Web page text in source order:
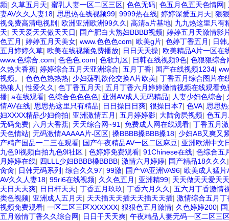
频| 久草五月天| 蜜乳人妻一区二区三区| 色色无码| 色五月色五天色情网|
妻AV久久人妻18| 思思热在线视频99| 9999热在线| 婷婷深爱五月天| 狠
视免费高清电视剧 | 欧洲亚洲欧洲99久久 | 高清a片基地| 九九热这里只有
天| 天天爱天天做天天日| 国产肥白大熟妇BBBB视频| 婷婷五月天激情影
色五月 | 婷婷五月天美女| www.色色色com| 欧美g片| 色婷丁香五月 | 日
五月婷婷久草| 欧美在线视频免费播放| 日日天天操| 欧美精品A片一区在
www.色综合.com| 色色色.com| 色欲九区| 日韩在线视频9色| 色狠狠综合
久热大香蕉| 婷婷综合五月天亚洲综合| 五月丁香| 国产在线视频1234|
视频。 | 色色色热热热| 少妇荡乳欲伦交换A片欧美| 丁香五月综合图片在
热狼人 |性爱久久 | 色丁香五月天| 五月丁香六月婷婷激情视频在线观看免
播| a在线观看| 色综合色色色色| 亚洲AV成人无码精品| 人妻少妇色综合|
情AV在线| 思思热这里只有精品| 日日操日日爽| 很操日本7| 色VA| 思思
妇XXXX精品少妇偷拍| 亚洲激情五月 | 五月婷婷影| 大陆肏屄视频| 色五
无码免费| 六月大香蕉| 天天综合网~91 | 免费成人网在线观看| 丁香五月
天色情站| 无码激情AAAAA片-区区| 搡BBBB搡BBB搡18| 少妇AB又爽又
产精产国品一二三在观看| 国产午夜精品AV一区二区麻豆| 亚洲欧洲中文
九色9l视频自拍九色9l社区 | 色婷婷免费观看| 91Chinese在线| 色综合五
月婷婷在线| 四LLL少妇BBBB槡BBBB| 激情六月婷婷| 国产精品18久久久
肏肏| 日韩无码系列 | 综合久久97| 99激| 国产VA亚洲VA96| 欧美成人猛片
AV久久人妻18| 99ri6在线视频| 久久色五月 | 亚洲精99| 天天做天天爱天
天日天天爽| 日日杆天天| 丁香五月玖玖| 丁香六月久久 | 五六月丁香激情
类色视频| 亚洲成人五月天| 天天插天天插天天插天天插| 激情综合五月丁
视频免费观看| 一区二区三区XXXXXX| 狠狠色五月激情| 久色婷婷200|
五月激情丁香久久综合网| 日日干天天爽| 午夜精品人妻无码一区二区三